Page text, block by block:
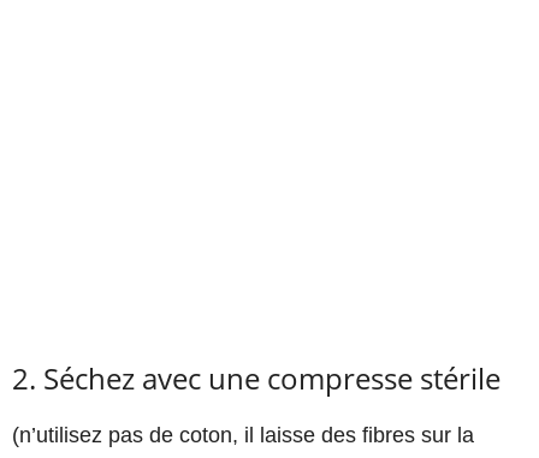
2. Séchez avec une compresse stérile
(n’utilisez pas de coton, il laisse des fibres sur la